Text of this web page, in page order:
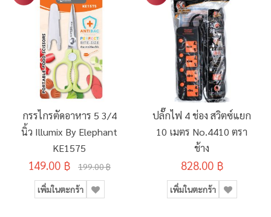
กรรไกรตัดอาหาร 5 3/4
นิ้ว Illumix By Elephant
KE1575
149.00 ฿ 199.00 ฿
เพิ่มในตะกร้า
ปลั๊กไฟ 4 ช่อง สวิตซ์แยก
10 เมตร No.4410 ตรา
ช้าง
828.00 ฿
เพิ่มในตะกร้า